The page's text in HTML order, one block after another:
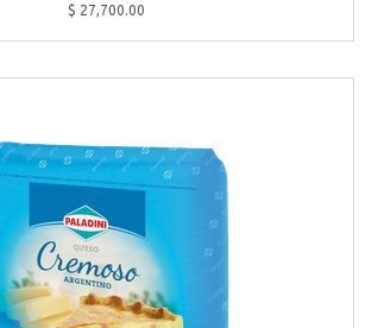
$ 27,700.00